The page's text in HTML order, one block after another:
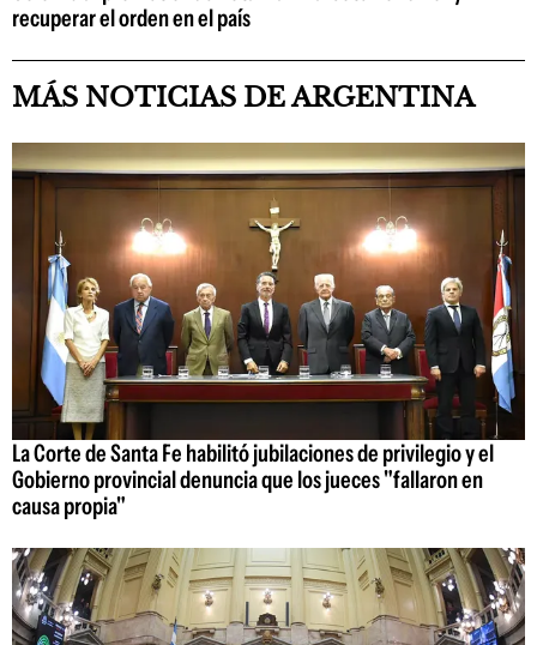
recuperar el orden en el país
MÁS NOTICIAS DE ARGENTINA
La Corte de Santa Fe habilitó jubilaciones de privilegio y el
Gobierno provincial denuncia que los jueces "fallaron en
causa propia"